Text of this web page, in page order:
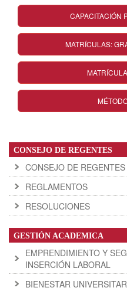
CAPACITACIÓN
MATRÍCULAS:
CONSEJO DE REGENTES
CONSEJO DE REGENTES
REGLAMENTOS
RESOLUCIONES
GESTIÓN ACADEMICA
EMPRENDIMIENTO Y
INSERCIÓN LABORAL
BIENESTAR